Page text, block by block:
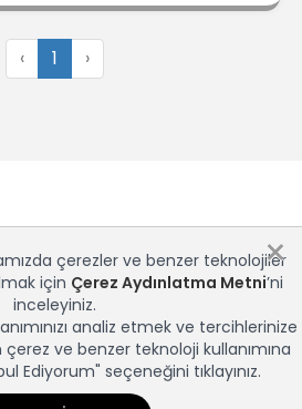
‹ 1 ›
×
çerezler ve benzer teknolojiler
için Çerez Aydınlatma Metni’ni
inceleyiniz.
analiz etmek ve tercihlerinize
ve benzer teknoloji kullanımına
Ediyorum" seçeneğini tıklayınız.